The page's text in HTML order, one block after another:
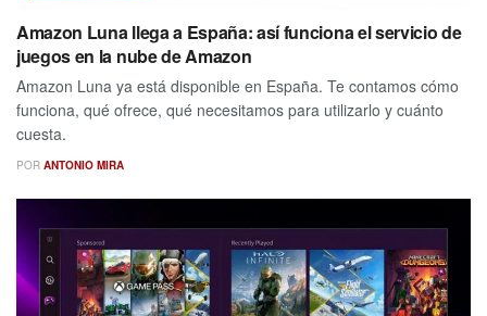
Amazon Luna llega a España: así funciona el servicio de
juegos en la nube de Amazon
Amazon Luna ya está disponible en España. Te contamos cómo
funciona, qué ofrece, qué necesitamos para utilizarlo y cuánto
cuesta.
POR ANTONIO MIRA